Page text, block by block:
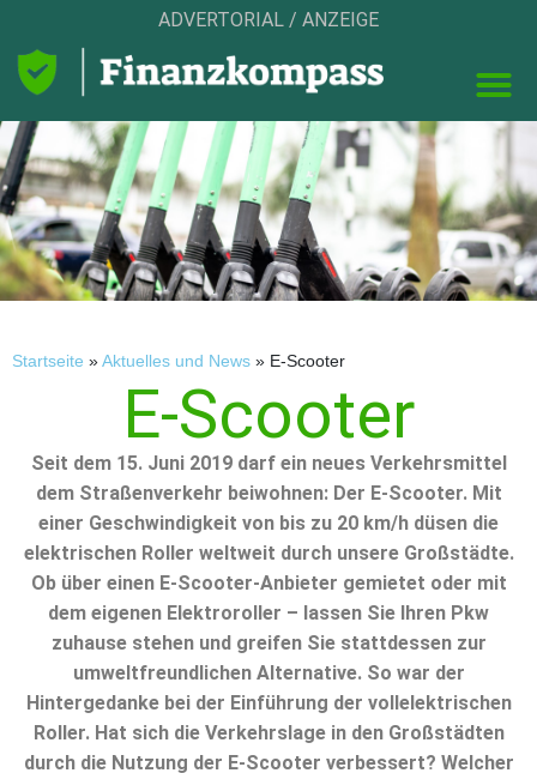
ADVERTORIAL / ANZEIGE
Startseite » Aktuelles und News » E-Scooter
E-Scooter
Seit dem 15. Juni 2019 darf ein neues Verkehrsmittel
dem Straßenverkehr beiwohnen: Der E-Scooter. Mit
einer Geschwindigkeit von bis zu 20 km/h düsen die
elektrischen Roller weltweit durch unsere Großstädte.
Ob über einen E-Scooter-Anbieter gemietet oder mit
dem eigenen Elektroroller – lassen Sie Ihren Pkw
zuhause stehen und greifen Sie stattdessen zur
umweltfreundlichen Alternative. So war der
Hintergedanke bei der Einführung der vollelektrischen
Roller. Hat sich die Verkehrslage in den Großstädten
durch die Nutzung der E-Scooter verbessert? Welcher